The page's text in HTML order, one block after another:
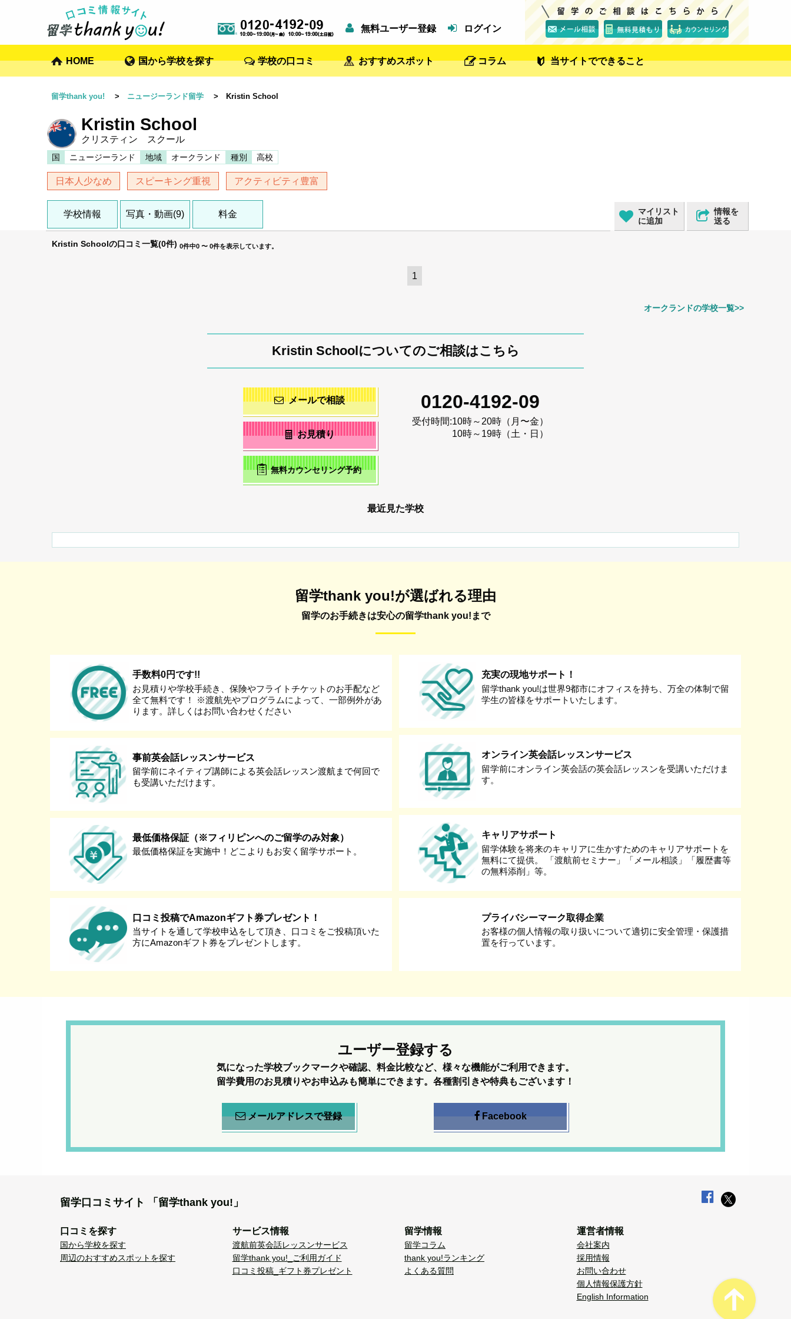
無料ユーザー登録 ログイン
HOME 国から学校を探す 学校の口コミ おすすめスポット コラム 当サイトでできること
留学thank you! > ニュージーランド留学 > Kristin School
Kristin School
クリスティン スクール
国 ニュージーランド 地域 オークランド 種別 高校
日本人少なめ スピーキング重視 アクティビティ豊富
マイリスト
に追加
情報を
送る
学校情報 写真・動画(9) 料金
Kristin Schoolの口コミ一覧(0件) 0件中0 〜 0件を表示しています。
1
オークランドの学校一覧>>
Kristin Schoolについてのご相談はこちら
メールで相談
お見積り
無料カウンセリング予約
0120-4192-09
受付時間:10時～20時（月〜金）
10時～19時（土・日）
最近見た学校
留学thank you!が選ばれる理由
留学のお手続きは安心の留学thank you!まで
手数料0円です!!
お見積りや学校手続き、保険やフライトチケットのお手配など
全て無料です！ ※渡航先やプログラムによって、一部例外があ
ります。詳しくはお問い合わせください
事前英会話レッスンサービス
留学前にネイティブ講師による英会話レッスン渡航まで何回で
も受講いただけます。
最低価格保証（※フィリピンへのご留学のみ対象）
最低価格保証を実施中！どこよりもお安く留学サポート。
口コミ投稿でAmazonギフト券プレゼント！
当サイトを通して学校申込をして頂き、口コミをご投稿頂いた
方にAmazonギフト券をプレゼントします。
充実の現地サポート！
留学thank you!は世界9都市にオフィスを持ち、万全の体制で留
学生の皆様をサポートいたします。
オンライン英会話レッスンサービス
留学前にオンライン英会話の英会話レッスンを受講いただけま
す。
キャリアサポート
留学体験を将来のキャリアに生かすためのキャリアサポートを
無料にて提供。 「渡航前セミナー」「メール相談」「履歴書等
の無料添削」等。
プライバシーマーク取得企業
お客様の個人情報の取り扱いについて適切に安全管理・保護措
置を行っています。
ユーザー登録する
気になった学校ブックマークや確認、料金比較など、様々な機能がご利用できます。
留学費用のお見積りやお申込みも簡単にできます。各種割引きや特典もございます！
メールアドレスで登録 Facebook
留学口コミサイト 「留学thank you!」
口コミを探す
国から学校を探す
周辺のおすすめスポットを探す
サービス情報
渡航前英会話レッスンサービス
留学thank you!_ご利用ガイド
口コミ投稿_ギフト券プレゼント
留学情報
留学コラム
thank you!ランキング
よくある質問
運営者情報
会社案内
採用情報
お問い合わせ
個人情報保護方針
English Information